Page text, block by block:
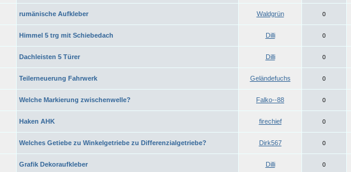
rumänische Aufkleber Waldgrün 0
Himmel 5 trg mit Schiebedach Dilli 0
Dachleisten 5 Türer Dilli 0
Teilerneuerung Fahrwerk Geländefuchs 0
Welche Markierung zwischenwelle? Falko--88 0
Haken AHK firechief 0
Welches Getiebe zu Winkelgetriebe zu Differenzialgetriebe? Dirk567 0
Grafik Dekoraufkleber Dilli 0